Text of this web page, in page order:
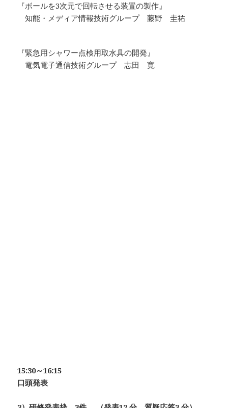
『ボールを3次元で回転させる装置の製作』
知能・メディア情報技術グループ 藤野 圭祐
『緊急用シャワー点検用取水具の開発』
電気電子通信技術グループ 志田 寛
15:30～16:15
口頭発表